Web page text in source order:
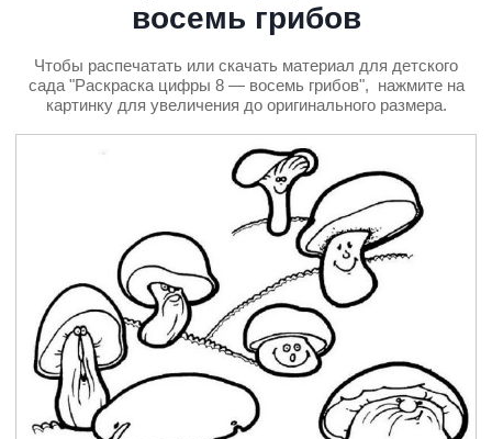
восемь грибов
Чтобы распечатать или скачать материал для детского
сада "Раскраска цифры 8 — восемь грибов", нажмите на
картинку для увеличения до оригинального размера.